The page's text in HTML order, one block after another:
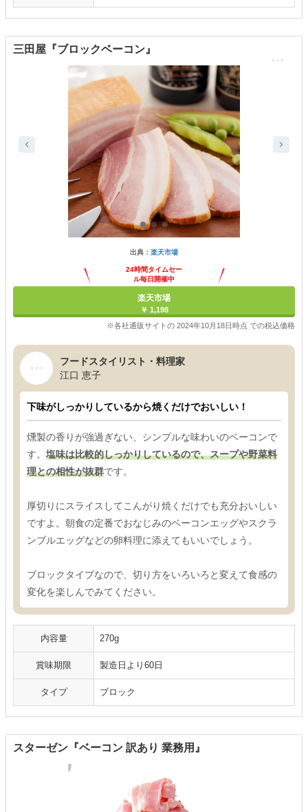
三田屋『ブロックベーコン』
出典： 楽天市場
24時間タイムセー
ル毎日開催中
楽天市場
￥ 1,198
※各社通販サイトの 2024年10月18日時点 での税込価格
フードスタイリスト・料理家
江口 恵子
下味がしっかりしているから焼くだけでおいしい！
燻製の香りが強過ぎない、シンプルな味わいのベーコンで
す。 塩味は比較的しっかりしているので、スープや野菜料
理との相性が抜群です。
厚切りにスライスしてこんがり焼くだけでも充分おいしい
ですよ。朝食の定番でおなじみのベーコンエッグやスクラ
ンブルエッグなどの卵料理に添えてもいいでしょう。
ブロックタイプなので、切り方をいろいろと変えて食感の
変化を楽しんでみてください。
内容量 270g
賞味期限 製造日より60日
タイプ ブロック
スターゼン『ベーコン 訳あり 業務用』